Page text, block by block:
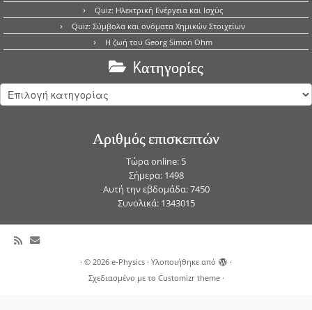
Quiz: Ηλεκτρική Ενέργεια και Ισχύς
Quiz: Σύμβολα και ονόματα Χημικών Στοιχείων
Η ζωή του Georg Simon Ohm
Kατηγορίες
Kατηγορίες
Αριθμός επισκεπτών
Τώρα online: 5
Σήμερα: 1498
Αυτή την εβδομάδα: 7450
Συνολικά: 1343015
· © 2026 e-Physics · Υλοποιήθηκε από
·
Σχεδιασμένο με το Customizr theme·